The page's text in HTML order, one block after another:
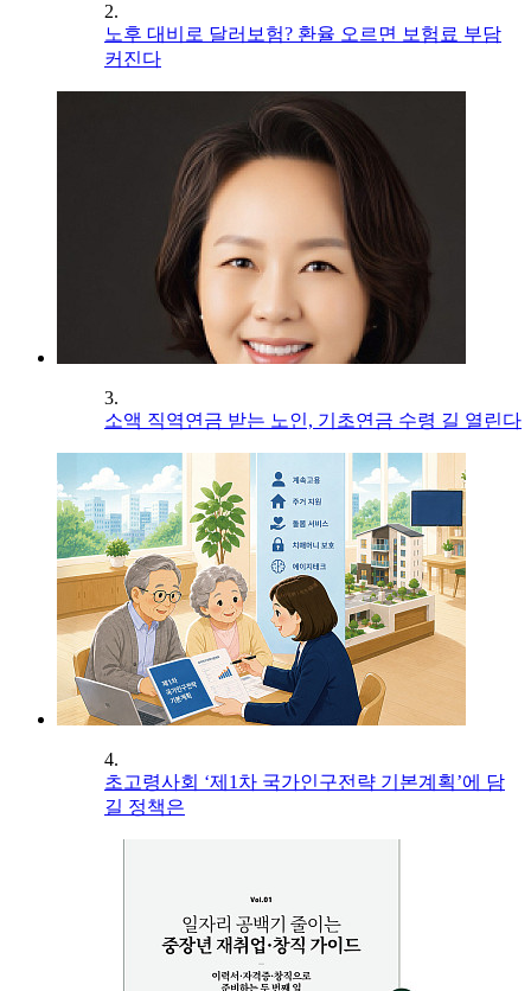
2.
노후 대비로 달러보험? 환율 오르면 보험료 부담
커진다
3.
소액 직역연금 받는 노인, 기초연금 수령 길 열린다
4.
초고령사회 ‘제1차 국가인구전략 기본계획’에 담
길 정책은